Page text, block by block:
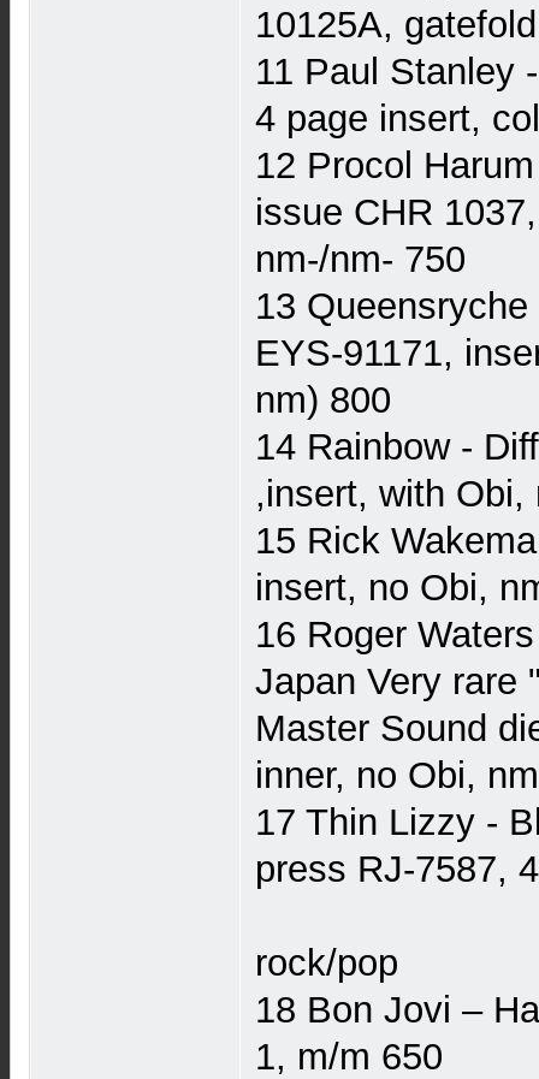
10125A,
11 Paul Stanley
4 page insert,
12 Procol
issue CHR
nm-/nm- 750
13
EYS-91171,
nm) 800
14 Rainbow -
,insert, with Obi,
15 Rick
insert, no Obi,
16 Roger
Japan Very rare
Master Sound
inner, no Obi,
17 Thin Lizzy -
press RJ-7587,
rock/pop
18 Bon Jovi –
1, m/m 650